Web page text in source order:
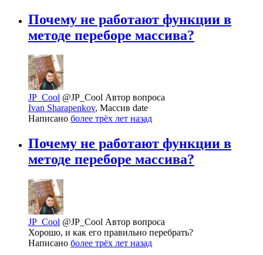
Почему не работают функции в
методе переборе массива?
JP_Cool @JP_Cool Автор вопроса
Ivan Sharapenkov, Массив date
Написано более трёх лет назад
Почему не работают функции в
методе переборе массива?
JP_Cool @JP_Cool Автор вопроса
Хорошо, и как его правильно перебрать?
Написано более трёх лет назад